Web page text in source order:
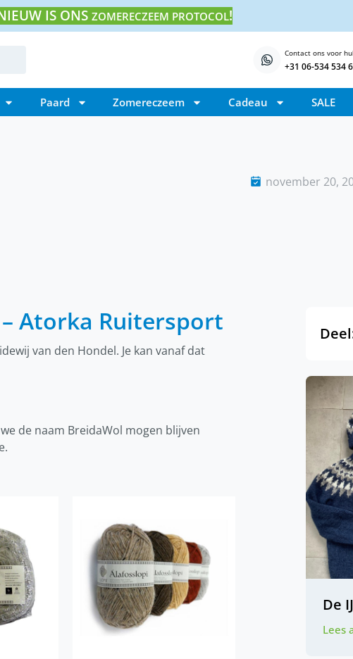
IS ONS ZOMERECZEEM PROTOCOL!
Contact ons voor
+31 06-534 534
Paard Zomereczeem Cadeau SALE
november 20,
Atorka Ruitersport
van den Hondel. Je kan vanaf dat
de naam BreidaWol mogen blijven
De
Lees